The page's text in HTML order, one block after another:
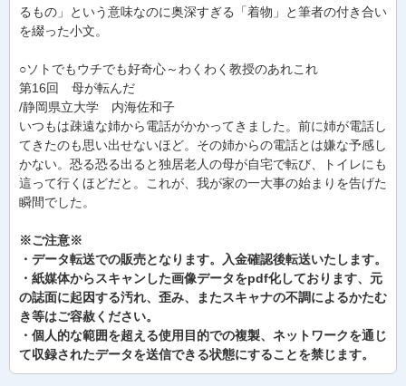
るもの」という意味なのに奥深すぎる「着物」と筆者の付き合い
を綴った小文。
○ソトでもウチでも好奇心～わくわく教授のあれこれ
第16回 母が転んだ
/静岡県立大学 内海佐和子
いつもは疎遠な姉から電話がかかってきました。前に姉が電話し
てきたのも思い出せないほど。その姉からの電話とは嫌な予感し
かない。恐る恐る出ると独居老人の母が自宅で転び、トイレにも
這って行くほどだと。これが、我が家の一大事の始まりを告げた
瞬間でした。
※ご注意※
・データ転送での販売となります。入金確認後転送いたします。
・紙媒体からスキャンした画像データをpdf化しております、元
の誌面に起因する汚れ、歪み、またスキャナの不調によるかたむ
き等はご容赦ください。
・個人的な範囲を超える使用目的での複製、ネットワークを通じ
て収録されたデータを送信できる状態にすることを禁じます。